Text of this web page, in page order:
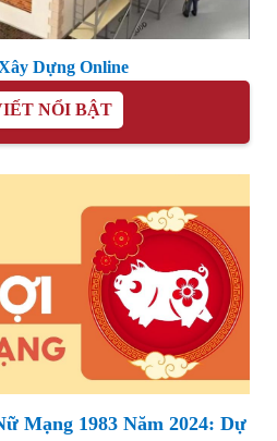
Dựng Online
NỔI BẬT
Mạng 1983 Năm 2024: Dự